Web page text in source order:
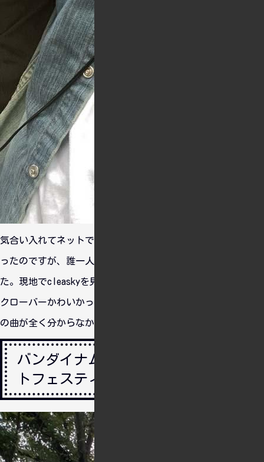
気合い入れてネットで購入した美也ちゃんのTシャツを着てい
ったのですが、誰一人これをフルグラと認めてくれませんでし
た。現地でcleaskyを見れてよかったです。オーディナリィ・
クローバーかわいかったすなぁ。惜しむらくは履修不足で765
の曲が全く分からなかったことすなぁ・・・。
バンダイナムコエンターテインメン
トフェスティバル